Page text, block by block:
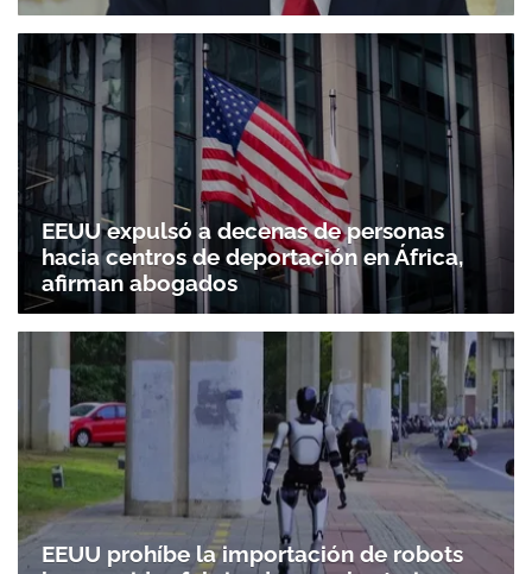
EEUU expulsó a decenas de personas
hacia centros de deportación en África,
afirman abogados
EEUU prohíbe la importación de robots